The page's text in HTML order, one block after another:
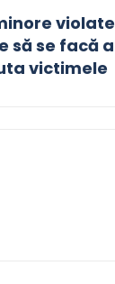
să se facă
victimele